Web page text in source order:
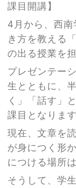
課目開講】
4月から、西
き方を教える
の出る授業を
プレゼンテー
生とともに、
く」「話す」
課目となります
現在、文章を
が身につく形
につける場所
そうして、学